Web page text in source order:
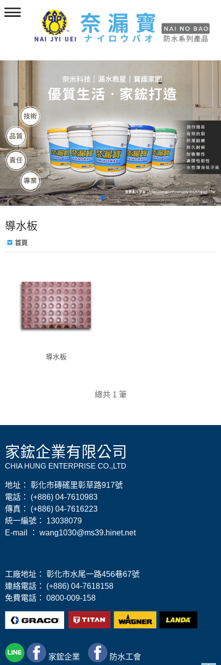
導水板
首頁
導水板
總共 1 筆
家鋐企業有限公司
CHIA HUNG ENTERPRISE CO.,LTD
地址： 彰化市磚磘里彰草路917號
電話： (+886) 04-7610983
傳真： (+886) 04-7616223
​統一編號： 13038079
E-mail ： wang1030@ms39.hinet.net
工廠地址： 彰化市水尾一路456巷67號
連絡電話： (+886) 04-7618158
免費電話： 0800-009-158
家鋐企業 防水工會